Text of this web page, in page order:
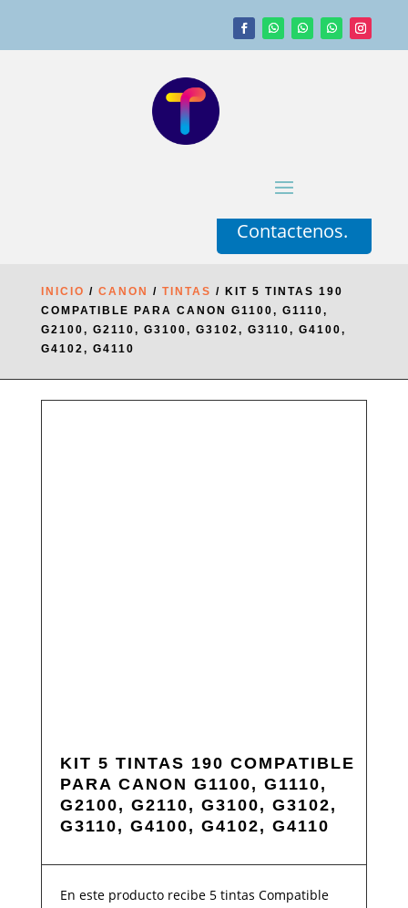
Contactenos.
INICIO / CANON / TINTAS / KIT 5 TINTAS 190
COMPATIBLE PARA CANON G1100, G1110,
G2100, G2110, G3100, G3102, G3110, G4100,
G4102, G4110
KIT 5 TINTAS 190 COMPATIBLE
PARA CANON G1100, G1110,
G2100, G2110, G3100, G3102,
G3110, G4100, G4102, G4110
En este producto recibe 5 tintas Compatible